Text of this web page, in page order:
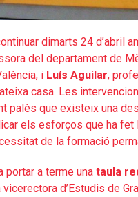
dimarts 24 d’abril
del departament de
i Luís Aguilar,
casa. Les
palès que existeix una
els esforços que ha
de la formació
portar a terme una taula
d’Estudis de